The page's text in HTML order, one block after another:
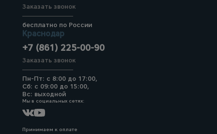
Заказать звонок
бесплатно по России
Краснодар
+7 (861) 225-00-90
Заказать звонок
Пн-Пт: с 8:00 до 17:00,
Сб: с 09:00 до 15:00,
Вс: выходной
Мы в социальных сетях:
Принимаем к оплате